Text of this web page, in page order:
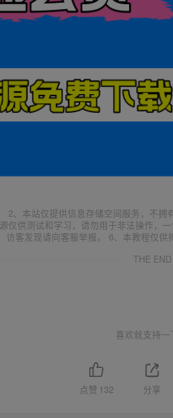
2、本站仅提供信息存储空间服务，不
仅供测试和学习，请勿用于非法操作，
访客发现请向客服举报。 6、本教程仅
THE END
喜欢就支持一
点赞 132 分享